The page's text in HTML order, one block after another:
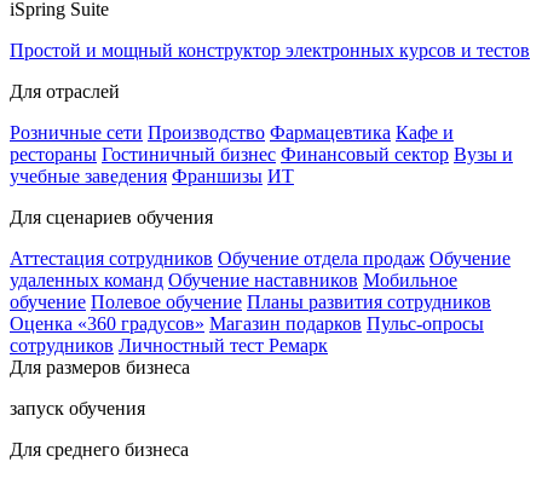
iSpring Suite
Простой и мощный конструктор электронных курсов и тестов
Для отраслей
Розничные сети Производство Фармацевтика Кафе и
рестораны Гостиничный бизнес Финансовый сектор Вузы и
учебные заведения Франшизы ИТ
Для сценариев обучения
Аттестация сотрудников Обучение отдела продаж Обучение
удаленных команд Обучение наставников Мобильное
обучение Полевое обучение Планы развития сотрудников
Оценка «360 градусов» Магазин подарков Пульс-опросы
сотрудников Личностный тест Ремарк
Для размеров бизнеса
запуск обучения
Для среднего бизнеса